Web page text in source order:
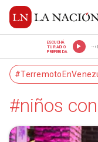
ESCUCHÁ
TU RADIO
PREFERIDA
#niños